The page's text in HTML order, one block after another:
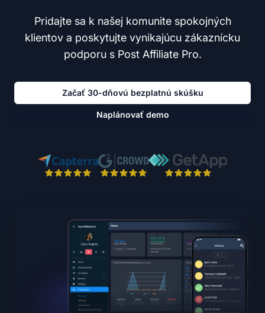
Pridajte sa k našej komunite spokojných
klientov a poskytujte vynikajúcu zákaznícku
podporu s Post Affiliate Pro.
Začať 30-dňovú bezplatnú skúšku
Naplánovať demo